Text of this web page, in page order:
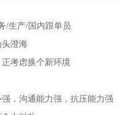
/生产/国内跟单员
头澄海
考虑换个新环境
，沟通能力强，抗压能力强